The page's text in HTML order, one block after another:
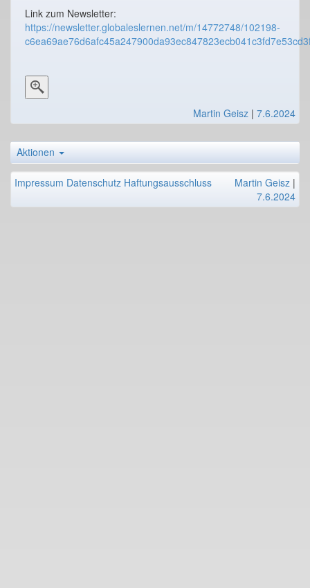
Link zum Newsletter:
https://newsletter.globaleslernen.net/m/14772748/102198-
Martin Geisz | 7.6.2024
Aktionen
Impressum Datenschutz Haftungsausschluss Martin Geisz |
7.6.2024